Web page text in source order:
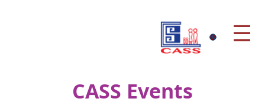
☰
CASS Events